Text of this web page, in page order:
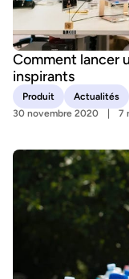
Comment lancer
inspirants
Produit
Actualités
30 novembre 2020
7